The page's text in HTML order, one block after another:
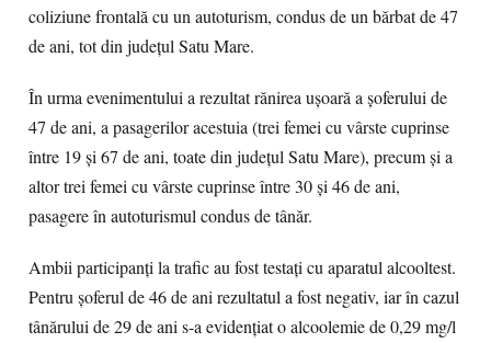
coliziune frontală cu un autoturism, condus de un bărbat de 47
de ani, tot din județul Satu Mare.
În urma evenimentului a rezultat rănirea ușoară a șoferului de
47 de ani, a pasagerilor acestuia (trei femei cu vârste cuprinse
între 19 și 67 de ani, toate din județul Satu Mare), precum și a
altor trei femei cu vârste cuprinse între 30 și 46 de ani,
pasagere în autoturismul condus de tânăr.
Ambii participanți la trafic au fost testați cu aparatul alcooltest.
Pentru șoferul de 46 de ani rezultatul a fost negativ, iar în cazul
tânărului de 29 de ani s-a evidențiat o alcoolemie de 0,29 mg/l